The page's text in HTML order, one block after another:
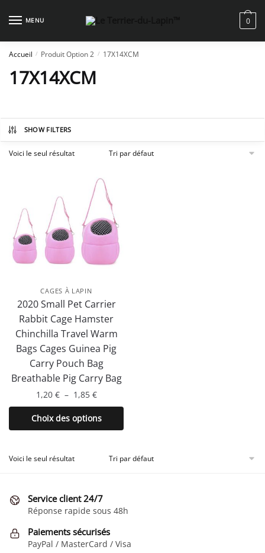
MENU 0
Accueil / Produit Option 2 / 17X14XCM
17X14XCM
SHOW FILTERS
Voici le seul résultat
CAGES À LAPIN
2020 Small Pet Carrier
Rabbit Cage Hamster
Chinchilla Travel Warm
Bags Cages Guinea Pig
Carry Pouch Bag
Breathable Pig Carry Bag
1,20 € – 1,85 €Plage
de
prix :
1,20 €
1,85 €
Choix des options
Ce
produit
plusieurs
options
peuvent
être
choisies
Voici le seul résultat
Service client 24/7
Réponse rapide sous 48h
Paiements sécurisés
PayPal / MasterCard / Visa